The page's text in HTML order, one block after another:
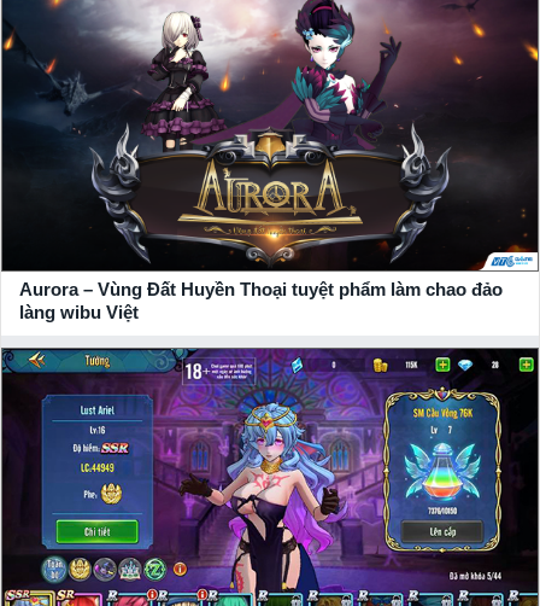
Aurora Vùng Đất Huyền Thoại, bạn sẽ điều khiển nhân vật
chính, Aurora, là chủ sở hữu của Thanh kiếm ánh sáng huyền
thoại
Aurora – Vùng Đất Huyền Thoại tuyệt phẩm làm chao đảo
làng wibu Việt